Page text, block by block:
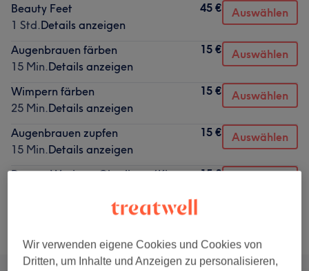
Beauty Feet
1 Std.Details anzeigen
45 € Auswählen
Augenbrauen färben
15 Min.Details anzeigen
15 € Auswählen
Wimpern färben
25 Min.Details anzeigen
15 € Auswählen
Augenbrauen zupfen
15 Min.Details anzeigen
15 € Auswählen
Damen Waxing - Oberlippe/ Kinn
15 €
Wir verwenden eigene Cookies und Cookies von
Dritten, um Inhalte und Anzeigen zu personalisieren,